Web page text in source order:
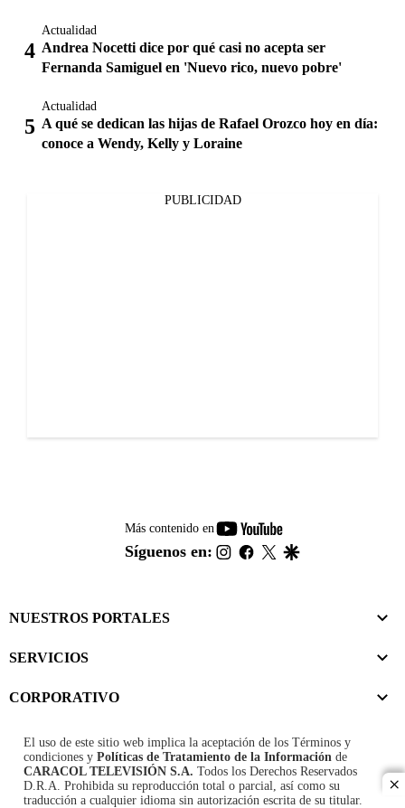
Actualidad
Andrea Nocetti dice por qué casi no acepta ser
Fernanda Samiguel en 'Nuevo rico, nuevo pobre'
Actualidad
A qué se dedican las hijas de Rafael Orozco hoy en día:
conoce a Wendy, Kelly y Loraine
PUBLICIDAD
Más contenido en
youtube-
footer
Síguenos en: instagram
facebook
twitter
NUESTROS PORTALES
SERVICIOS
CORPORATIVO
El uso de este sitio web implica la aceptación de los Términos y
condiciones y Políticas de Tratamiento de la Información de
CARACOL TELEVISIÓN S.A. Todos los Derechos Reservados
D.R.A. Prohibida su reproducción total o parcial, así como su
traducción a cualquier idioma sin autorización escrita de su titular.